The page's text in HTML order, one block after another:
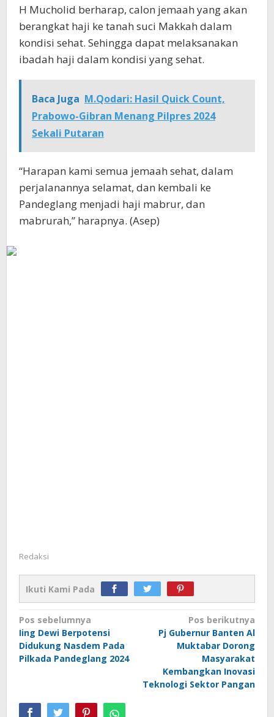
H Mucholid berharap, calon jemaah yang akan
berangkat haji ke tanah suci Makkah dalam
kondisi sehat. Sehingga dapat melaksanakan
ibadah haji dalam kondisi yang sehat.
Baca Juga M.Qodari: Hasil Quick Count,
Prabowo-Gibran Menang Pilpres 2024
Sekali Putaran
“Harapan kami semua jemaah sehat, dalam
perjalanannya selamat, dan kembali ke
Pandeglang menjadi haji mabrur, dan
mabrurah,” harapnya. (Asep)
Redaksi
Ikuti Kami Pada
Navigasi
pos
Pos sebelumnya
Iing Dewi Berpotensi
Didukung Nasdem Pada
Pilkada Pandeglang 2024
Pos berikutnya
Pj Gubernur Banten Al
Muktabar Dorong
Masyarakat
Kembangkan Inovasi
Teknologi Sektor Pangan